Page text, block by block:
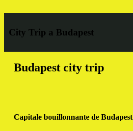
City Trip a Budapest
Budapest city trip
Capitale bouillonnante de Budapest